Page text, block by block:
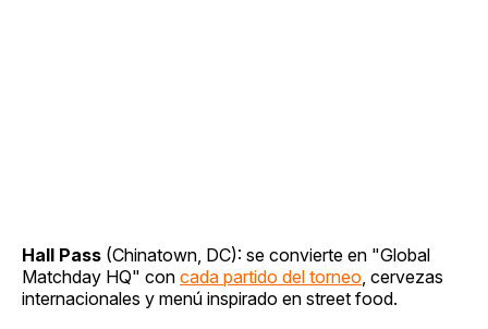
Hall Pass (Chinatown, DC): se convierte en "Global
Matchday HQ" con cada partido del torneo , cervezas
internacionales y menú inspirado en street food.